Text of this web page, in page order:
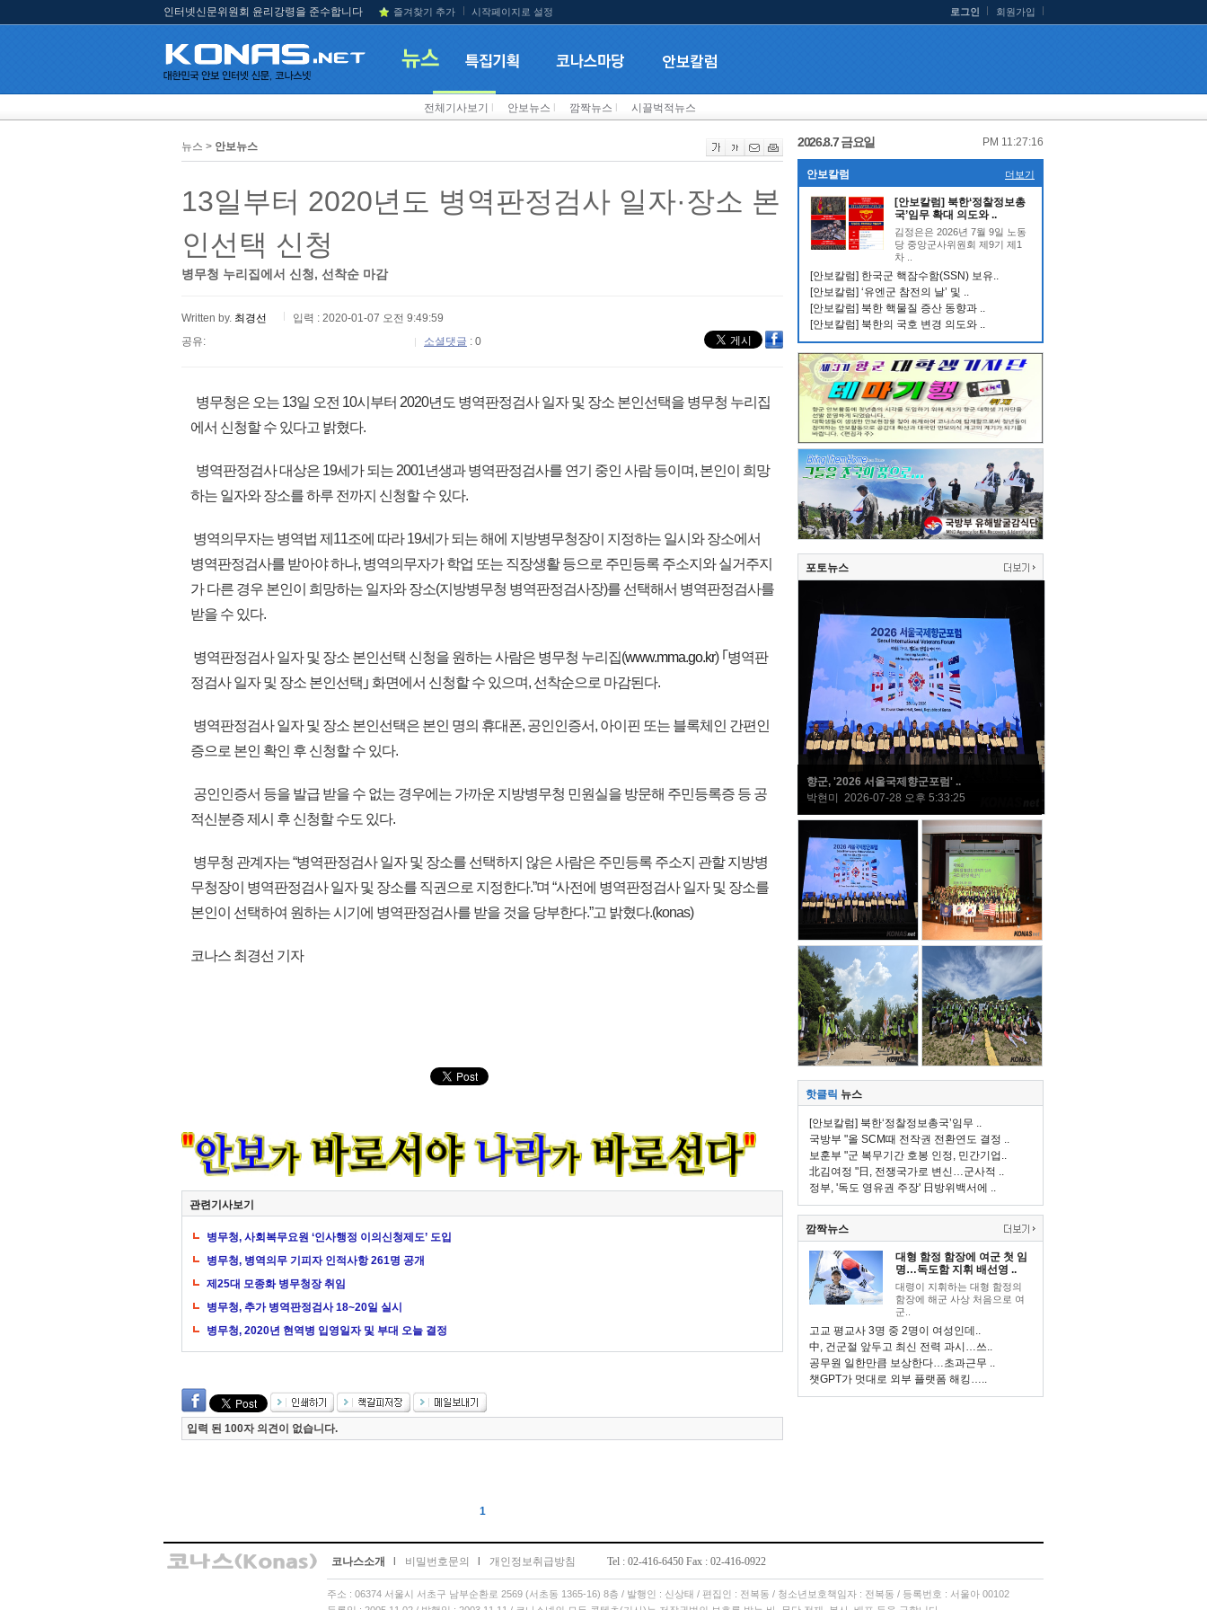
인터넷신문위원회 윤리강령을 준수합니다 즐겨찾기 추가 시작페이지로 설정 로그인 회원가입
전체기사보기 안보뉴스 깜짝뉴스 시끌벅적뉴스
뉴스 > 안보뉴스
13일부터 2020년도 병역판정검사 일자·장소 본
인선택 신청
병무청 누리집에서 신청, 선착순 마감
Written by. 최경선
입력 : 2020-01-07 오전 9:49:59
공유:
소셜댓글 : 0
병무청은 오는 13일 오전 10시부터 2020년도 병역판정검사 일자 및 장소 본인선택을 병무청 누리집
에서 신청할 수 있다고 밝혔다.
병역판정검사 대상은 19세가 되는 2001년생과 병역판정검사를 연기 중인 사람 등이며, 본인이 희망
하는 일자와 장소를 하루 전까지 신청할 수 있다.
병역의무자는 병역법 제11조에 따라 19세가 되는 해에 지방병무청장이 지정하는 일시와 장소에서
병역판정검사를 받아야 하나, 병역의무자가 학업 또는 직장생활 등으로 주민등록 주소지와 실거주지
가 다른 경우 본인이 희망하는 일자와 장소(지방병무청 병역판정검사장)를 선택해서 병역판정검사를
받을 수 있다.
병역판정검사 일자 및 장소 본인선택 신청을 원하는 사람은 병무청 누리집(www.mma.go.kr) ｢병역판
정검사 일자 및 장소 본인선택｣ 화면에서 신청할 수 있으며, 선착순으로 마감된다.
병역판정검사 일자 및 장소 본인선택은 본인 명의 휴대폰, 공인인증서, 아이핀 또는 블록체인 간편인
증으로 본인 확인 후 신청할 수 있다.
공인인증서 등을 발급 받을 수 없는 경우에는 가까운 지방병무청 민원실을 방문해 주민등록증 등 공
적신분증 제시 후 신청할 수도 있다.
병무청 관계자는 “병역판정검사 일자 및 장소를 선택하지 않은 사람은 주민등록 주소지 관할 지방병
무청장이 병역판정검사 일자 및 장소를 직권으로 지정한다.”며 “사전에 병역판정검사 일자 및 장소를
본인이 선택하여 원하는 시기에 병역판정검사를 받을 것을 당부한다.”고 밝혔다.(konas)
코나스 최경선 기자
관련기사보기
병무청, 사회복무요원 ‘인사행정 이의신청제도’ 도입
병무청, 병역의무 기피자 인적사항 261명 공개
제25대 모종화 병무청장 취임
병무청, 추가 병역판정검사 18~20일 실시
병무청, 2020년 현역병 입영일자 및 부대 오늘 결정
입력 된 100자 의견이 없습니다.
1
2026.8.7 금요일 PM 11:27:16
안보칼럼 더보기
[안보칼럼] 북한‘정찰정보총
국’임무 확대 의도와 ..
김정은은 2026년 7월 9일 노동
당 중앙군사위원회 제9기 제1
차 ..
[안보칼럼] 한국군 핵잠수함(SSN) 보유..
[안보칼럼] ‘유엔군 참전의 날’ 및 ..
[안보칼럼] 북한 핵물질 증산 동향과 ..
[안보칼럼] 북한의 국호 변경 의도와 ..
포토뉴스
향군, '2026 서울국제향군포럼' ..
박현미 2026-07-28 오후 5:33:25
핫클릭 뉴스
[안보칼럼] 북한‘정찰정보총국’임무 ..
국방부 "올 SCM때 전작권 전환연도 결정 ..
보훈부 "군 복무기간 호봉 인정, 민간기업..
北김여정 "日, 전쟁국가로 변신…군사적 ..
정부, '독도 영유권 주장' 日방위백서에 ..
깜짝뉴스
대형 함정 함장에 여군 첫 임
명…독도함 지휘 배선영 ..
대령이 지휘하는 대형 함정의
함장에 해군 사상 처음으로 여
군..
고교 평교사 3명 중 2명이 여성인데..
中, 건군절 앞두고 최신 전력 과시…쓰..
공무원 일한만큼 보상한다…초과근무 ..
챗GPT가 멋대로 외부 플랫폼 해킹…..
코나스소개 비밀번호문의 개인정보취급방침 Tel : 02-416-6450 Fax : 02-416-0922
주소 : 06374 서울시 서초구 남부순환로 2569 (서초동 1365-16) 8층 / 발행인 : 신상태 / 편집인 : 전복동 / 청소년보호책임자 : 전복동 / 등록번호 : 서울아 00102